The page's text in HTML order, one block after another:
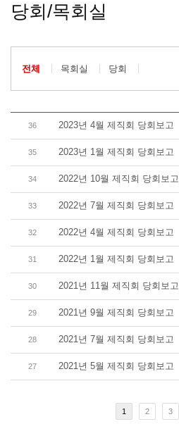
당회/목회실
전체 목회실 당회
36 2023년 4월 제직회 당회보고
35 2023년 1월 제직회 당회보고
34 2022년 10월 제직회 당회보고
33 2022년 7월 제직회 당회보고
32 2022년 4월 제직회 당회보고
31 2022년 1월 제직회 당회보고
30 2021년 11월 제직회 당회보고
29 2021년 9월 제직회 당회보고
28 2021년 7월 제직회 당회보고
27 2021년 5월 제직회 당회보고
1 2 3